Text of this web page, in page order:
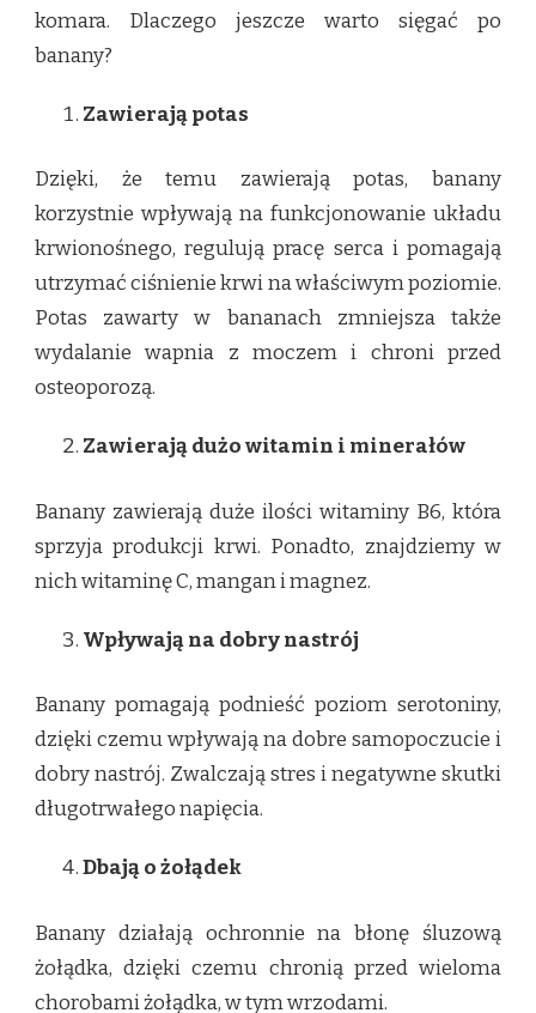
komara. Dlaczego jeszcze warto sięgać po
banany?
Zawierają potas
Dzięki, że temu zawierają potas, banany
korzystnie wpływają na funkcjonowanie układu
krwionośnego, regulują pracę serca i pomagają
utrzymać ciśnienie krwi na właściwym poziomie.
Potas zawarty w bananach zmniejsza także
wydalanie wapnia z moczem i chroni przed
osteoporozą.
Zawierają dużo witamin i minerałów
Banany zawierają duże ilości witaminy B6, która
sprzyja produkcji krwi. Ponadto, znajdziemy w
nich witaminę C, mangan i magnez.
Wpływają na dobry nastrój
Banany pomagają podnieść poziom serotoniny,
dzięki czemu wpływają na dobre samopoczucie i
dobry nastrój. Zwalczają stres i negatywne skutki
długotrwałego napięcia.
Dbają o żołądek
Banany działają ochronnie na błonę śluzową
żołądka, dzięki czemu chronią przed wieloma
chorobami żołądka, w tym wrzodami.